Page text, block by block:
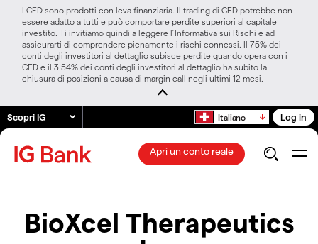
I CFD sono prodotti con leva finanziaria. Il trading di CFD potrebbe non
essere adatto a tutti e può comportare perdite superiori al capitale
investito. Ti invitiamo quindi a leggere l’Informativa sui Rischi e ad
assicurarti di comprendere pienamente i rischi connessi. Il 75% dei
conti degli investitori al dettaglio subisce perdite quando opera con i
CFD e il 3.54% dei conti degli investitori al dettaglio ha subito la
chiusura di posizioni a causa di margin call negli ultimi 12 mesi.
Scopri IG Italiano Log in
Apri un conto reale
BioXcel Therapeutics